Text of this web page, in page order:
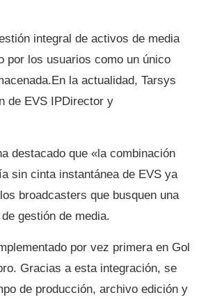
integral de activos de media
por los usuarios como un único
la actualidad, Tarsys
de EVS IPDirector y
destacado que «la combinación
sin cinta instantánea de EVS ya
broadcasters que busquen una
gestión de media.
por vez primera en Gol
Gracias a esta integración, se
de producción, archivo edición y